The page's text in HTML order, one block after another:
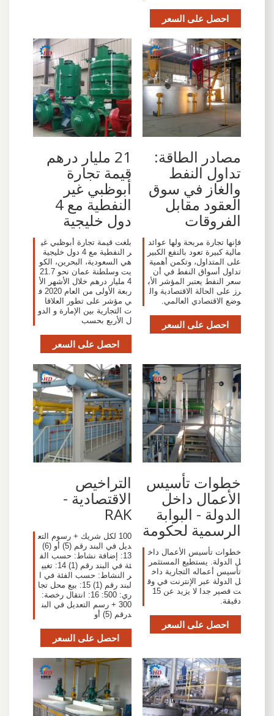
احصل على السعر
مصادر الطاقة:
تداول النفط
والغاز في سوق
العقود مقابل
الفروقات
فإنها تجارة مربحة ولها عوائد
مالية كبيرة تعود بالنفع الكبير
على المتداول، وتكمن أهمية
تداول أسواق النفط في أن
سعر النفط يعتبر المؤشر الأب
رز على الحالة الاقتصادية وال
وضع الاقتصادي العالمي.
احصل على السعر
21 مليار درهم
قيمة تجارة
أبوظبي غير
النفطية مع 4
دول خليجية
بلغت قيمة تجارة أبوظبي غي
ر النفطية مع 4 دول خليجية
هي السعودية، البحرين، الكو
يت وسلطنة عمان نحو 21.7
4 مليار درهم خلال الأشهر الأ
ربعة الأولى من العام 2020 ف
ي مؤشر على تطور العلاقا
ت التجارية بين الإمارة و الدو
ل الأربع بحسب
احصل على السعر
خطوات تأسيس
الأعمال داخل
الدولة - البوابة
الرسمية لحكومة
خطوات تأسيس الأعمال داخ
ل الدولة. يستطيع المستثمر
تأسيس أعماله التجارية داخ
ل الدولة عبر الإنترنت في وق
ت قصير جدا لا يزيد عن 15
دقيقة.
احصل على السعر
التراخيص
الاقتصادية -
RAK
100 لكل شريك + رسوم التع
ديل في البند رقم (5) أو (6)
13: إضافة نشاط: حسب الف
ئة في البند رقم (1) 14: تغيي
ر النشاط: حسب الفئة في ا
لبند رقم (1) 15: بيع محل تجا
ري: 500: 16: انتقال رخصة:
300 + رسم التعديل في البن
درقم (5) أو
احصل على السعر